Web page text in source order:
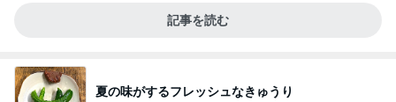
記事を読む
夏の味がするフレッシュなきゅうり